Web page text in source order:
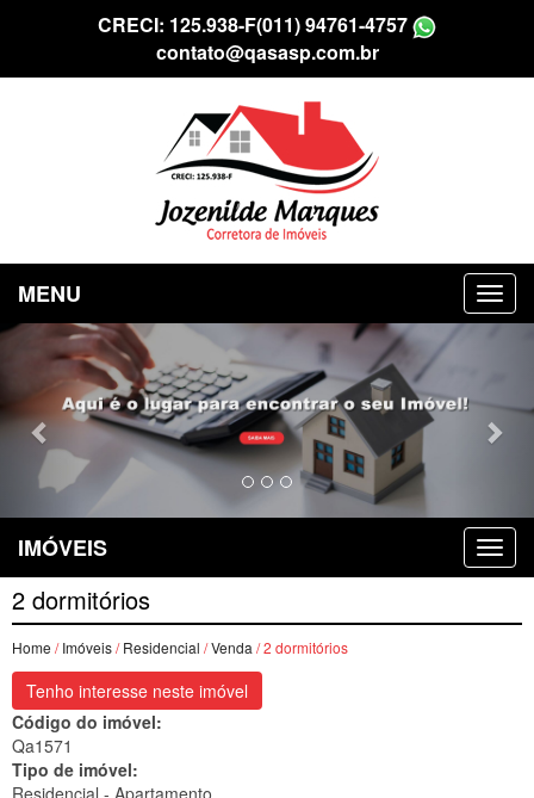
CRECI: 125.938-F(011) 94761-4757
contato@qasasp.com.br
MENU
Previous
IMÓVEIS
2 dormitórios
Home /Imóveis/Residencial /Venda / 2 dormitórios
Tenho interesse neste imóvel
Código do imóvel:
Qa1571
Tipo de imóvel: